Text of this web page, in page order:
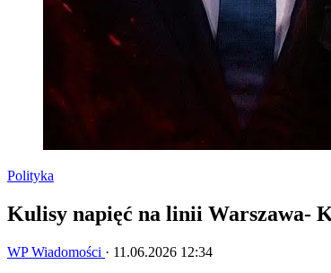
Polityka
Kulisy napięć na linii Warszawa-
WP Wiadomości · 11.06.2026 12:34